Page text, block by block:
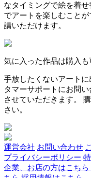
なタイミングで絵を着
でアートを楽しむこと
請いただけます。
気に入った作品は購入も
手放したくないアート
タマーサポートにお問
させていただきます。
さい。
運営会社 お問い合わせ
プライバシーポリシー
企業、お店の方はこちら